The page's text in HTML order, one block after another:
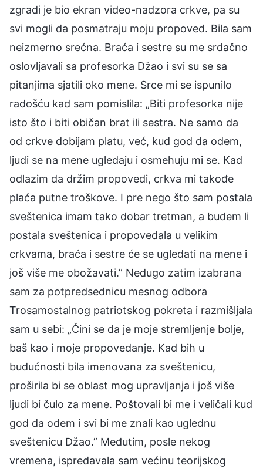
zgradi je bio ekran video-nadzora crkve, pa su
svi mogli da posmatraju moju propoved. Bila sam
neizmerno srećna. Braća i sestre su me srdačno
oslovljavali sa profesorka Džao i svi su se sa
pitanjima sjatili oko mene. Srce mi se ispunilo
radošću kad sam pomislila: „Biti profesorka nije
isto što i biti običan brat ili sestra. Ne samo da
od crkve dobijam platu, već, kud god da odem,
ljudi se na mene ugledaju i osmehuju mi se. Kad
odlazim da držim propovedi, crkva mi takođe
plaća putne troškove. I pre nego što sam postala
sveštenica imam tako dobar tretman, a budem li
postala sveštenica i propovedala u velikim
crkvama, braća i sestre će se ugledati na mene i
još više me obožavati.” Nedugo zatim izabrana
sam za potpredsednicu mesnog odbora
Trosamostalnog patriotskog pokreta i razmišljala
sam u sebi: „Čini se da je moje stremljenje bolje,
baš kao i moje propovedanje. Kad bih u
budućnosti bila imenovana za sveštenicu,
proširila bi se oblast mog upravljanja i još više
ljudi bi čulo za mene. Poštovali bi me i veličali kud
god da odem i svi bi me znali kao uglednu
sveštenicu Džao.” Međutim, posle nekog
vremena, ispredavala sam većinu teorijskog